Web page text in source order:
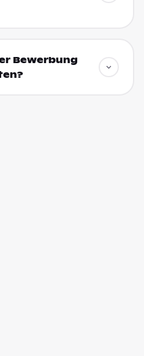
Bewerbung